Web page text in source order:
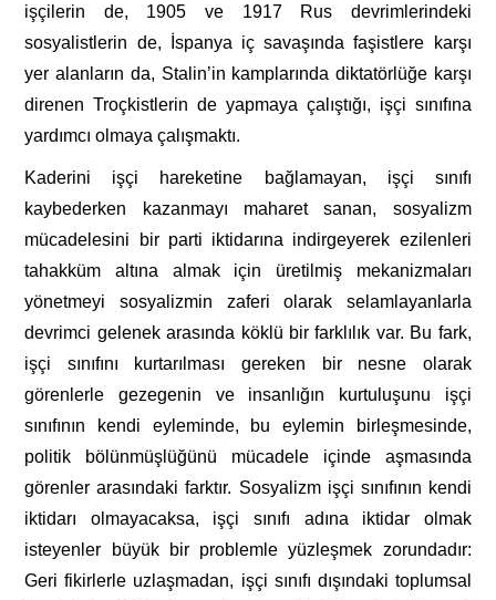
işçilerin de, 1905 ve 1917 Rus devrimlerindeki
sosyalistlerin de, İspanya iç savaşında faşistlere karşı
yer alanların da, Stalin’in kamplarında diktatörlüğe karşı
direnen Troçkistlerin de yapmaya çalıştığı, işçi sınıfına
yardımcı olmaya çalışmaktı.
Kaderini işçi hareketine bağlamayan, işçi sınıfı
kaybederken kazanmayı maharet sanan, sosyalizm
mücadelesini bir parti iktidarına indirgeyerek ezilenleri
tahakküm altına almak için üretilmiş mekanizmaları
yönetmeyi sosyalizmin zaferi olarak selamlayanlarla
devrimci gelenek arasında köklü bir farklılık var. Bu fark,
işçi sınıfını kurtarılması gereken bir nesne olarak
görenlerle gezegenin ve insanlığın kurtuluşunu işçi
sınıfının kendi eyleminde, bu eylemin birleşmesinde,
politik bölünmüşlüğünü mücadele içinde aşmasında
görenler arasındaki farktır. Sosyalizm işçi sınıfının kendi
iktidarı olmayacaksa, işçi sınıfı adına iktidar olmak
isteyenler büyük bir problemle yüzleşmek zorundadır:
Geri fikirlerle uzlaşmadan, işçi sınıfı dışındaki toplumsal